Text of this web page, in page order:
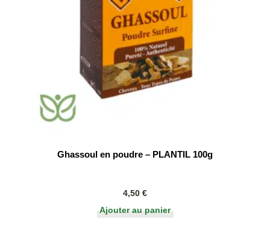
Ghassoul en poudre – PLANTIL 100g
4,50 €
Ajouter au panier